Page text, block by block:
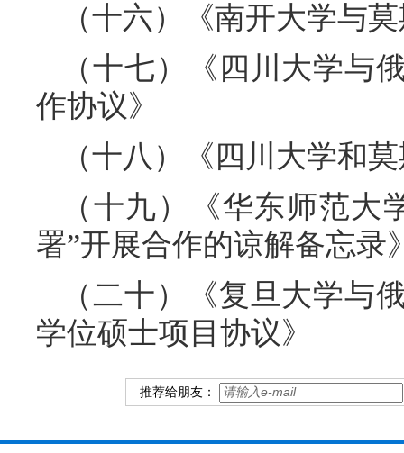
（十六）《南开大学与
（十七）《四川大学与
作协议》
（十八）《四川大学和
（十九）《华东师范
署”开展合作的谅解备忘录
（二十）《复旦大学与
学位硕士项目协议》
推荐给朋友：